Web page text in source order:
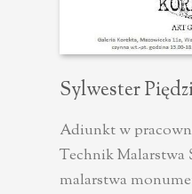
Sylwester
Adiunkt w
Technik Malarstwa
malarstwa